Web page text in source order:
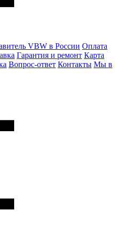
VBW в России Оплата
Гарантия и ремонт Карта
Вопрос-ответ Контакты Мы в